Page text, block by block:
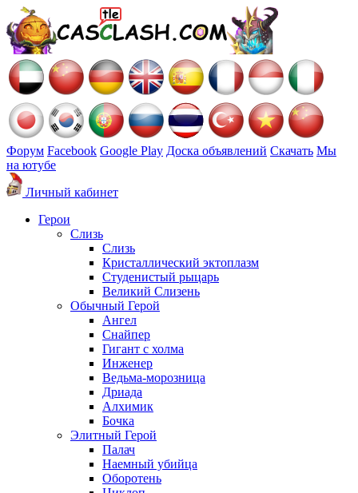
Форум Facebook Google Play Доска объявлений Скачать Мы
на ютубе
Личный кабинет
Герои
Слизь
Слизь
Кристаллический эктоплазм
Студенистый рыцарь
Великий Слизень
Обычный Герой
Ангел
Снайпер
Гигант с холма
Инженер
Ведьма-морозница
Дриада
Алхимик
Бочка
Элитный Герой
Палач
Наемный убийца
Оборотень